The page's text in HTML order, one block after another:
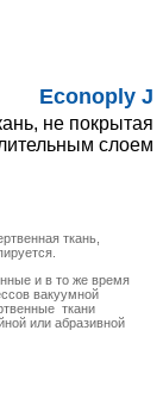
Econoply J
не покрытая
слоем
ткань,
и в то же время
вакуумной
ткани
или абразивной